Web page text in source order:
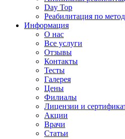
Day Top
Реабилитация по
Информация
О нас
Все услуги
Отзывы
Контакты
Тесты
Галерея
Цены
Филиалы
Лицензии и
Акции
Врачи
Статьи